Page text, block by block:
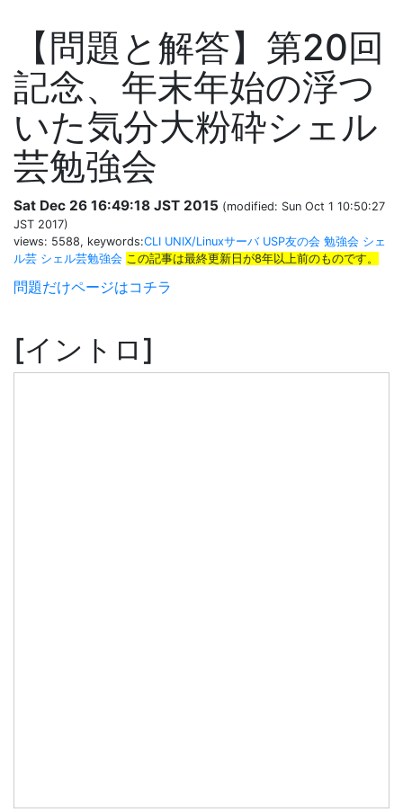
【問題と解答】第20回
記念、年末年始の浮つ
いた気分大粉砕シェル
芸勉強会
Sat Dec 26 16:49:18 JST 2015 (modified: Sun Oct 1 10:50:27
JST 2017)
views: 5588, keywords:CLI UNIX/Linuxサーバ USP友の会 勉強会 シェ
ル芸 シェル芸勉強会 この記事は最終更新日が8年以上前のものです。
問題だけページはコチラ
イントロ